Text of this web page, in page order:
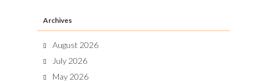
Archives
August 2026
July 2026
May 2026